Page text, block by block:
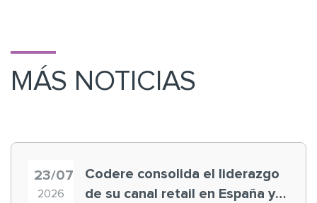
MÁS NOTICIAS
23/07
2026
Codere consolida el liderazgo
de su canal retail en España y